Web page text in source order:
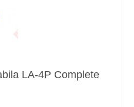
LA-4P Complete